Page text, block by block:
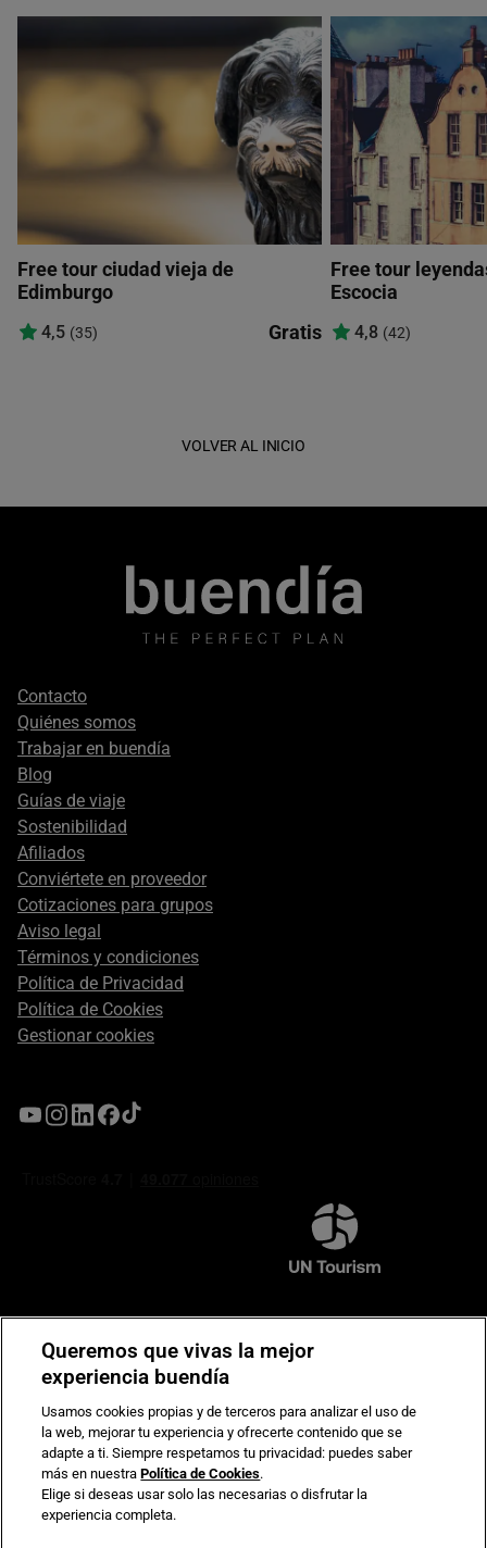
Free tour ciudad vieja de
Edimburgo
4,5 (35) Gratis
Free tour
Escocia
4,8 (42)
VOLVER AL INICIO
Footer
secondary
Contacto
Quiénes somos
Trabajar en buendía
Blog
Guías de viaje
Sostenibilidad
Afiliados
Conviértete en proveedor
Cotizaciones para grupos
Aviso legal
Términos y condiciones
Política de Privacidad
Política de Cookies
Gestionar cookies
Compromiso de seguridad en pagos electrónicos
Queremos que vivas la mejor
experiencia buendía
Usamos cookies propias y de terceros para analizar el uso de
la web, mejorar tu experiencia y ofrecerte contenido que se
adapte a ti. Siempre respetamos tu privacidad: puedes saber
más en nuestraPolítica de Cookies.
Elige si deseas usar solo las necesarias o disfrutar la
experiencia completa.